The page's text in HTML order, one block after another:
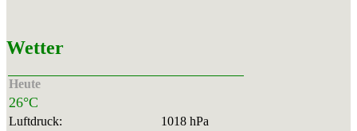
Wetter
Heute
26°C
Luftdruck:
1018 hPa